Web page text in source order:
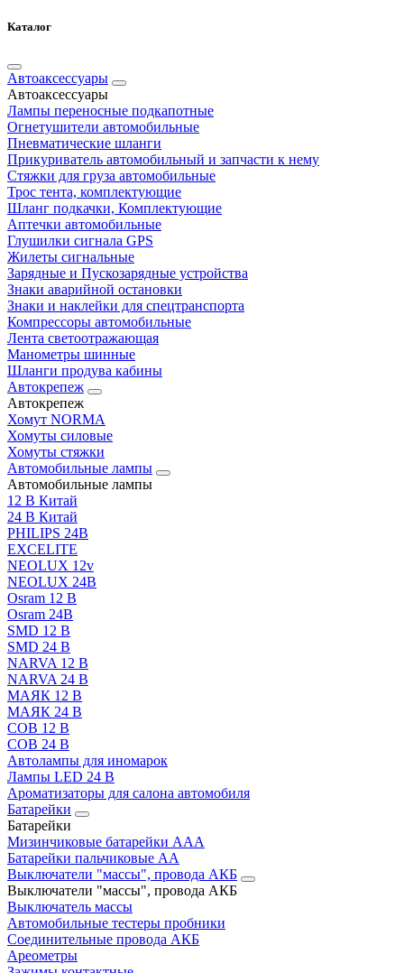
Каталог
Автоаксессуары
Автоаксессуары
Лампы переносные подкапотные
Огнетушители автомобильные
Пневматические шланги
Прикуриватель автомобильный и запчасти к нему
Стяжки для груза автомобильные
Трос тента, комплектующие
Шланг подкачки, Комплектующие
Аптечки автомобильные
Глушилки сигнала GPS
Жилеты сигнальные
Зарядные и Пускозарядные устройства
Знаки аварийной остановки
Знаки и наклейки для спецтранспорта
Компрессоры автомобильные
Лента светоотражающая
Манометры шинные
Шланги продува кабины
Автокрепеж
Автокрепеж
Хомут NORMA
Хомуты силовые
Хомуты стяжки
Автомобильные лампы
Автомобильные лампы
12 В Китай
24 В Китай
PHILIPS 24В
EXCELITE
NEOLUX 12v
NEOLUX 24В
Osram 12 В
Osram 24В
SMD 12 В
SMD 24 В
NARVA 12 В
NARVA 24 В
МАЯК 12 В
МАЯК 24 В
COB 12 В
COB 24 В
Автолампы для иномарок
Лампы LED 24 B
Ароматизаторы для салона автомобиля
Батарейки
Батарейки
Мизинчиковые батарейки AAA
Батарейки пальчиковые АА
Выключатели "массы", провода АКБ
Выключатели "массы", провода АКБ
Выключатель массы
Автомобильные тестеры пробники
Соединительные провода АКБ
Ареометры